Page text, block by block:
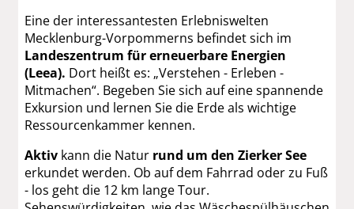
Eine der interessantesten Erlebniswelten
Mecklenburg-Vorpommerns befindet sich im
Landeszentrum für erneuerbare Energien
(Leea). Dort heißt es: „Verstehen - Erleben -
Mitmachen“. Begeben Sie sich auf eine spannende
Exkursion und lernen Sie die Erde als wichtige
Ressourcenkammer kennen.
Aktiv kann die Natur rund um den Zierker See
erkundet werden. Ob auf dem Fahrrad oder zu Fuß
- los geht die 12 km lange Tour.